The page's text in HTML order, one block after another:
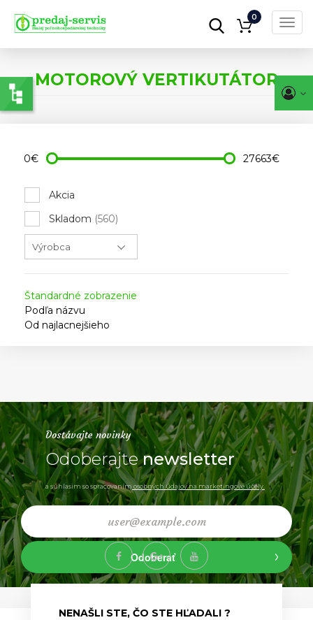
Skočiť
hlavný
obsah
0
MOTOROVÝ VERTIKUTÁTOR
0€ 27663€
Akcia
Skladom (560)
Štandardné zobrazenie
Podľa názvu
Od najlacnejšieho
Dostávajte novinky
Odoberajtenewsletter
a súhlasim so spracovaním osobných údajov na marketingové účely.
Odoberať
NENAŠLI STE, ČO STE HĽADALI ?